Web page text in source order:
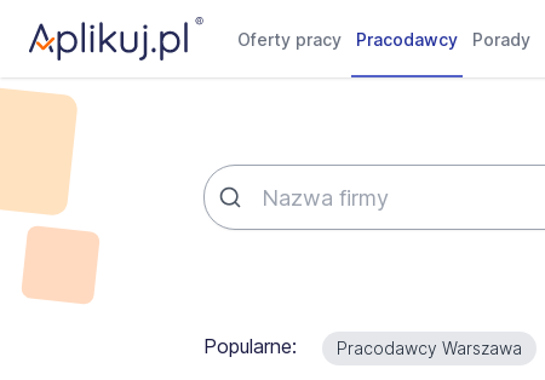
Oferty pracy Pracodawcy Porady
Popularne: Pracodawcy Warszawa